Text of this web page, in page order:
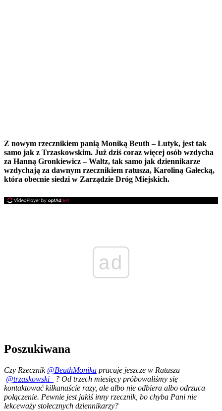
Z nowym rzecznikiem panią Moniką Beuth – Lutyk, jest tak
samo jak z Trzaskowskim. Już dziś coraz więcej osób wzdycha
za Hanną Gronkiewicz – Waltz, tak samo jak dziennikarze
wzdychają za dawnym rzecznikiem ratusza, Karoliną Gałecką,
która obecnie siedzi w Zarządzie Dróg Miejskich.
ad
Poszukiwana
Czy Rzecznik @BeuthMonika pracuje jeszcze w Ratuszu
@trzaskowski_
? Od trzech miesięcy próbowaliśmy się
kontaktować kilkanaście razy, ale albo nie odbiera albo odrzuca
połączenie. Pewnie jest jakiś inny rzecznik, bo chyba Pani nie
lekceważy stołecznych dziennikarzy?